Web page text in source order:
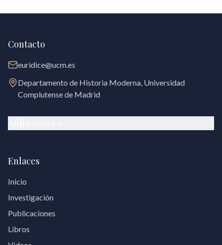
Contacto
euridice@ucm.es
Departamento de Historia Moderna, Universidad
Complutense de Madrid
Enlaces
Inicio
Investigación
Publicaciones
Libros